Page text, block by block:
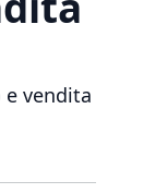
vendita